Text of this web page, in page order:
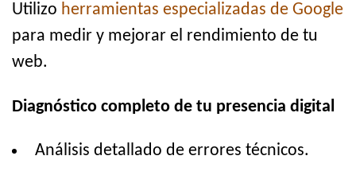
Utilizo herramientas especializadas de Google
para medir y mejorar el rendimiento de tu
web.
Diagnóstico completo de tu presencia digital
Análisis detallado de errores técnicos.